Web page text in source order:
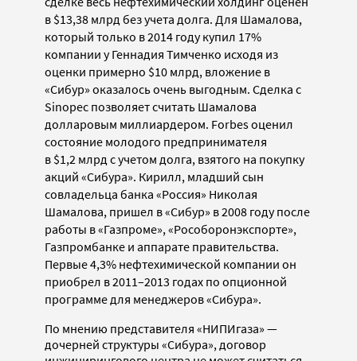
в $13,38 млрд без учета долга. Для Шамалова,
который только в 2014 году купил 17%
компании у Геннадия Тимченко исходя из
оценки примерно $10 млрд, вложение в
«Сибур» оказалось очень выгодным. Сделка с
Sinopec позволяет считать Шамалова
долларовым миллиардером. Forbes оценил
состояние молодого предпринимателя
в $1,2 млрд с учетом долга, взятого на покупку
акций «Сибура». Кирилл, младший сын
совладельца банка «Россия» Николая
Шамалова, пришел в «Сибур» в 2008 году после
работы в «Газпроме», «Рособоронэкспорте»,
Газпромбанке и аппарате правительства.
Первые 4,3% нефтехимической компании он
приобрел в 2011–2013 годах по опционной
программе для менеджеров «Сибура».
По мнению представителя «НИПИгаза» —
дочерней структуры «Сибура», договор